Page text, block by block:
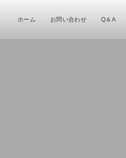
ホーム お問い合わせ Q＆A